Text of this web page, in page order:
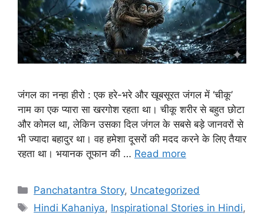
जंगल का नन्हा हीरो : एक हरे-भरे और खूबसूरत जंगल में ‘चीकू’
नाम का एक प्यारा सा खरगोश रहता था। चीकू शरीर से बहुत छोटा
और कोमल था, लेकिन उसका दिल जंगल के सबसे बड़े जानवरों से
भी ज्यादा बहादुर था। वह हमेशा दूसरों की मदद करने के लिए तैयार
रहता था। भयानक तूफान की … Read more
Categories
Panchatantra Story, Uncategorized
Tags
Hindi Kahaniya, Inspirational Stories in Hindi,